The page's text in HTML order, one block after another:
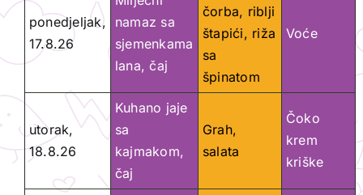
ponedjeljak,
17.8.26
namaz sa
sjemenkama
lana, čaj
čorba, riblji
štapići, riža
sa
špinatom
Voće
utorak,
18.8.26
Kuhano jaje
sa
kajmakom,
čaj
Grah,
salata
Čoko
krem
kriške